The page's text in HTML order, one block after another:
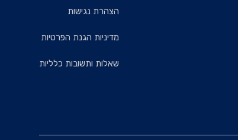
הצהרת נגישות
מדיניות הגנת הפרטיות
שאלות ותשובות כלליות